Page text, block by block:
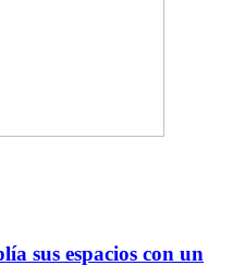
sus espacios con un